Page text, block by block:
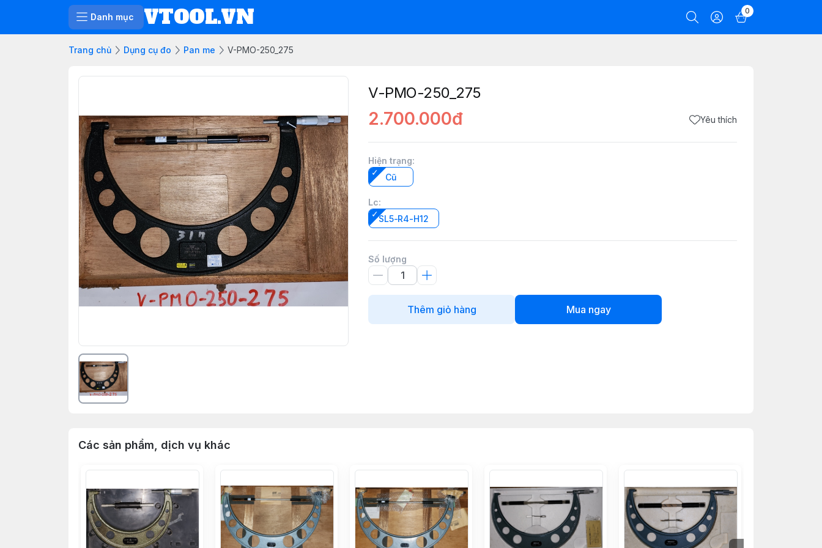
Danh mục VTOOL.VN 0
Trang chủ Dụng cụ đo Pan me V-PMO-250_275
V-PMO-250_275
2.700.000đ Yêu thích
Hiện trạng:
Cũ
Lc:
SL5-R4-H12
Số lượng
Thêm giỏ hàng Mua ngay
Các sản phẩm, dịch vụ khác